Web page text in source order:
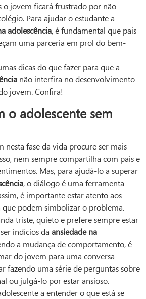
o jovem ficará frustrado por não
Para ajudar o estudante a
adolescência, é fundamental que pais
uma parceria em prol do bem-
dicas do que fazer para que a
não interfira no desenvolvimento
jovem. Confira!
o adolescente sem
nesta fase da vida procure ser mais
nem sempre compartilha com pais e
Mas, para ajudá-lo a superar
, o diálogo é uma ferramenta
é importante estar atento aos
que podem simbolizar o problema.
triste, quieto e prefere sempre estar
indícios da ansiedade na
a mudança de comportamento, é
do jovem para uma conversa
fazendo uma série de perguntas sobre
ou julgá-lo por estar ansioso.
a entender o que está se